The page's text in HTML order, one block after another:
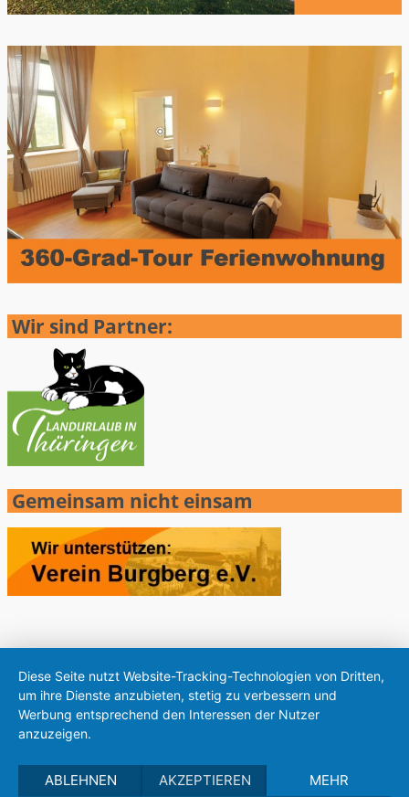
Wir sind Partner:
Gemeinsam nicht einsam
Diese Seite nutzt Website-Tracking-Technologien von Dritten,
um ihre Dienste anzubieten, stetig zu verbessern und
Werbung entsprechend den Interessen der Nutzer
anzuzeigen.
ABLEHNEN AKZEPTIEREN MEHR